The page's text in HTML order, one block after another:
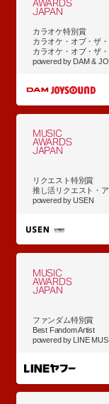
AWARDS
JAPAN
カラオケ特別賞
カラオケ・オブ・ザ
カラオケ・オブ・ザ
powered by DAM &
MUSIC
AWARDS
JAPAN
リクエスト特別賞
推し活リクエスト・
powered by USEN
MUSIC
AWARDS
JAPAN
ファンダム特別賞
Best Fandom Artist
powered by LINE